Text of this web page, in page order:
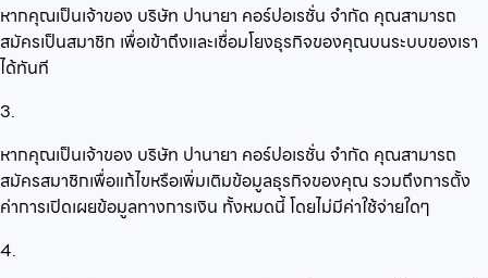
หากคุณเป็นเจ้าของ บริษัท ปานายา คอร์ปอเรชั่น จำกัด คุณสามารถ
สมัครเป็นสมาชิก เพื่อเข้าถึงและเชื่อมโยงธุรกิจของคุณบนระบบของเรา
ได้ทันที
3.
หากคุณเป็นเจ้าของ บริษัท ปานายา คอร์ปอเรชั่น จำกัด คุณสามารถ
สมัครสมาชิกเพื่อแก้ไขหรือเพิ่มเติมข้อมูลธุรกิจของคุณ รวมถึงการตั้ง
ค่าการเปิดเผยข้อมูลทางการเงิน ทั้งหมดนี้ โดยไม่มีค่าใช้จ่ายใดๆ
4.